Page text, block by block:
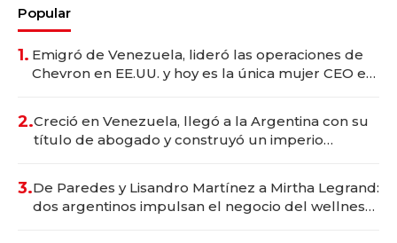
Popular
1. Emigró de Venezuela, lideró las operaciones de
Chevron en EE.UU. y hoy es la única mujer CEO en
2.Creció en Venezuela, llegó a la Argentina con su
título de abogado y construyó un imperio
3.De Paredes y Lisandro Martínez a Mirtha Legrand:
dos argentinos impulsan el negocio del wellness